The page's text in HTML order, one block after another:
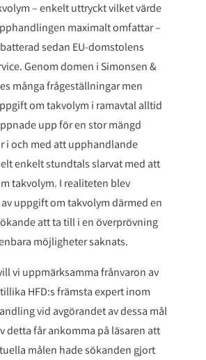
– enkelt uttryckt vilket värde
maximalt omfattar –
sedan EU-domstolens
Genom domen i Simonsen &
många frågeställningar men
om takvolym i ramavtal alltid
upp för en stor mängd
i och med att upphandlande
enkelt stundtals slarvat med att
takvolym. I realiteten blev
uppgift om takvolym därmed en
att ta till i en överprövning
möjligheter saknats.
vi uppmärksamma frånvaron av
HFD:s främsta expert inom
vid avgörandet av dessa mål
detta får ankomma på läsaren att
målen hade sökanden gjort